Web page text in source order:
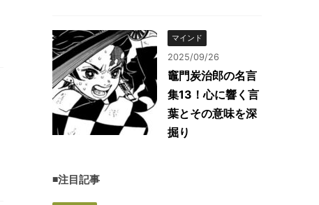
マインド
2025/09/26
竈門炭治郎の名言
集13！心に響く言
葉とその意味を深
掘り
◾️注目記事